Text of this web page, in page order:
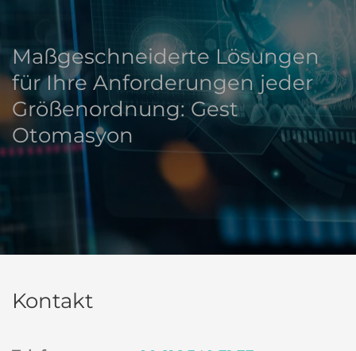
Maßgeschneiderte Lösungen
für Ihre Anforderungen jeder
Größenordnung: Gest
Otomasyon
Kontakt